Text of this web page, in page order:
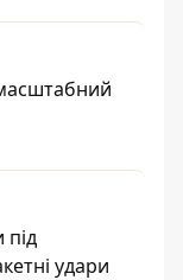
під
удари